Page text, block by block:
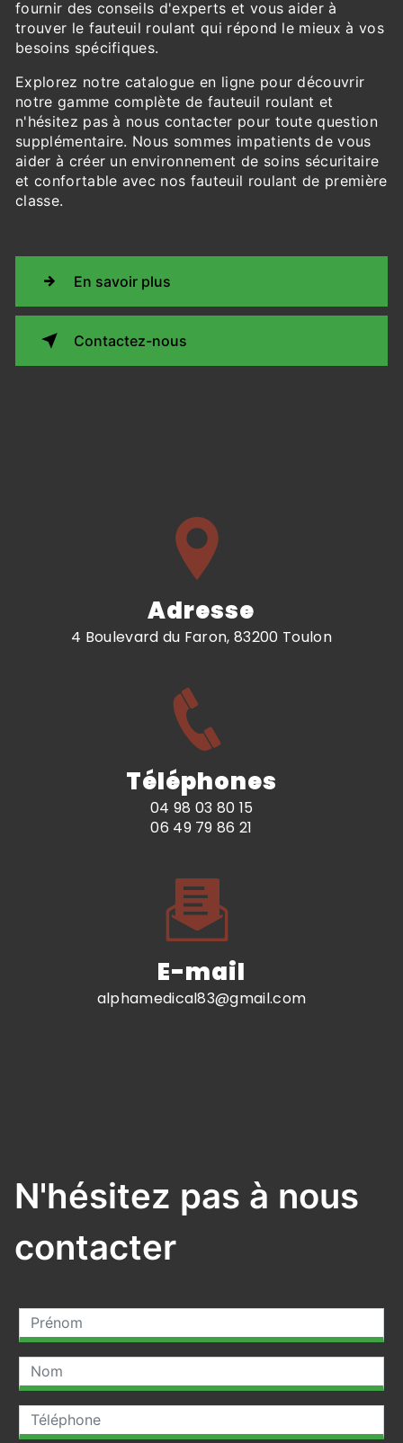
fournir des conseils d'experts et vous aider à
trouver le fauteuil roulant qui répond le mieux à vos
besoins spécifiques.
Explorez notre catalogue en ligne pour découvrir
notre gamme complète de fauteuil roulant et
n'hésitez pas à nous contacter pour toute question
supplémentaire. Nous sommes impatients de vous
aider à créer un environnement de soins sécuritaire
et confortable avec nos fauteuil roulant de première
classe.
En savoir plus
Contactez-nous
Adresse
4 Boulevard du Faron, 83200 Toulon
Téléphones
04 98 03 80 15
06 49 79 86 21
E-mail
alphamedical83@gmail.com
N'hésitez pas à nous
contacter